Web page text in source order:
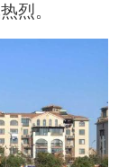
烈。